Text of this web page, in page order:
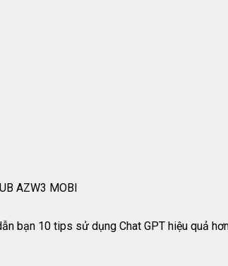
AZW3 MOBI
bạn 10 tips sử dụng Chat GPT hiệu quả